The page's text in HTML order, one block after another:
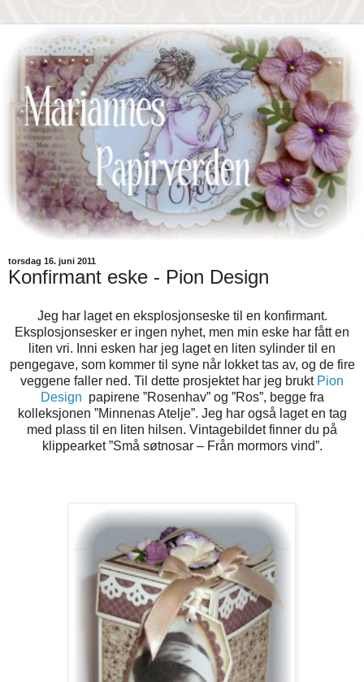
torsdag 16. juni 2011
Konfirmant eske - Pion Design
Jeg har laget en eksplosjonseske til en konfirmant.
Eksplosjonsesker er ingen nyhet, men min eske har fått en
liten vri. Inni esken har jeg laget en liten sylinder til en
pengegave, som kommer til syne når lokket tas av, og de fire
veggene faller ned. Til dette prosjektet har jeg brukt Pion
Design papirene ”Rosenhav” og ”Ros”, begge fra
kolleksjonen ”Minnenas Atelje”. Jeg har også laget en tag
med plass til en liten hilsen. Vintagebildet finner du på
klippearket ”Små søtnosar – Från mormors vind”.